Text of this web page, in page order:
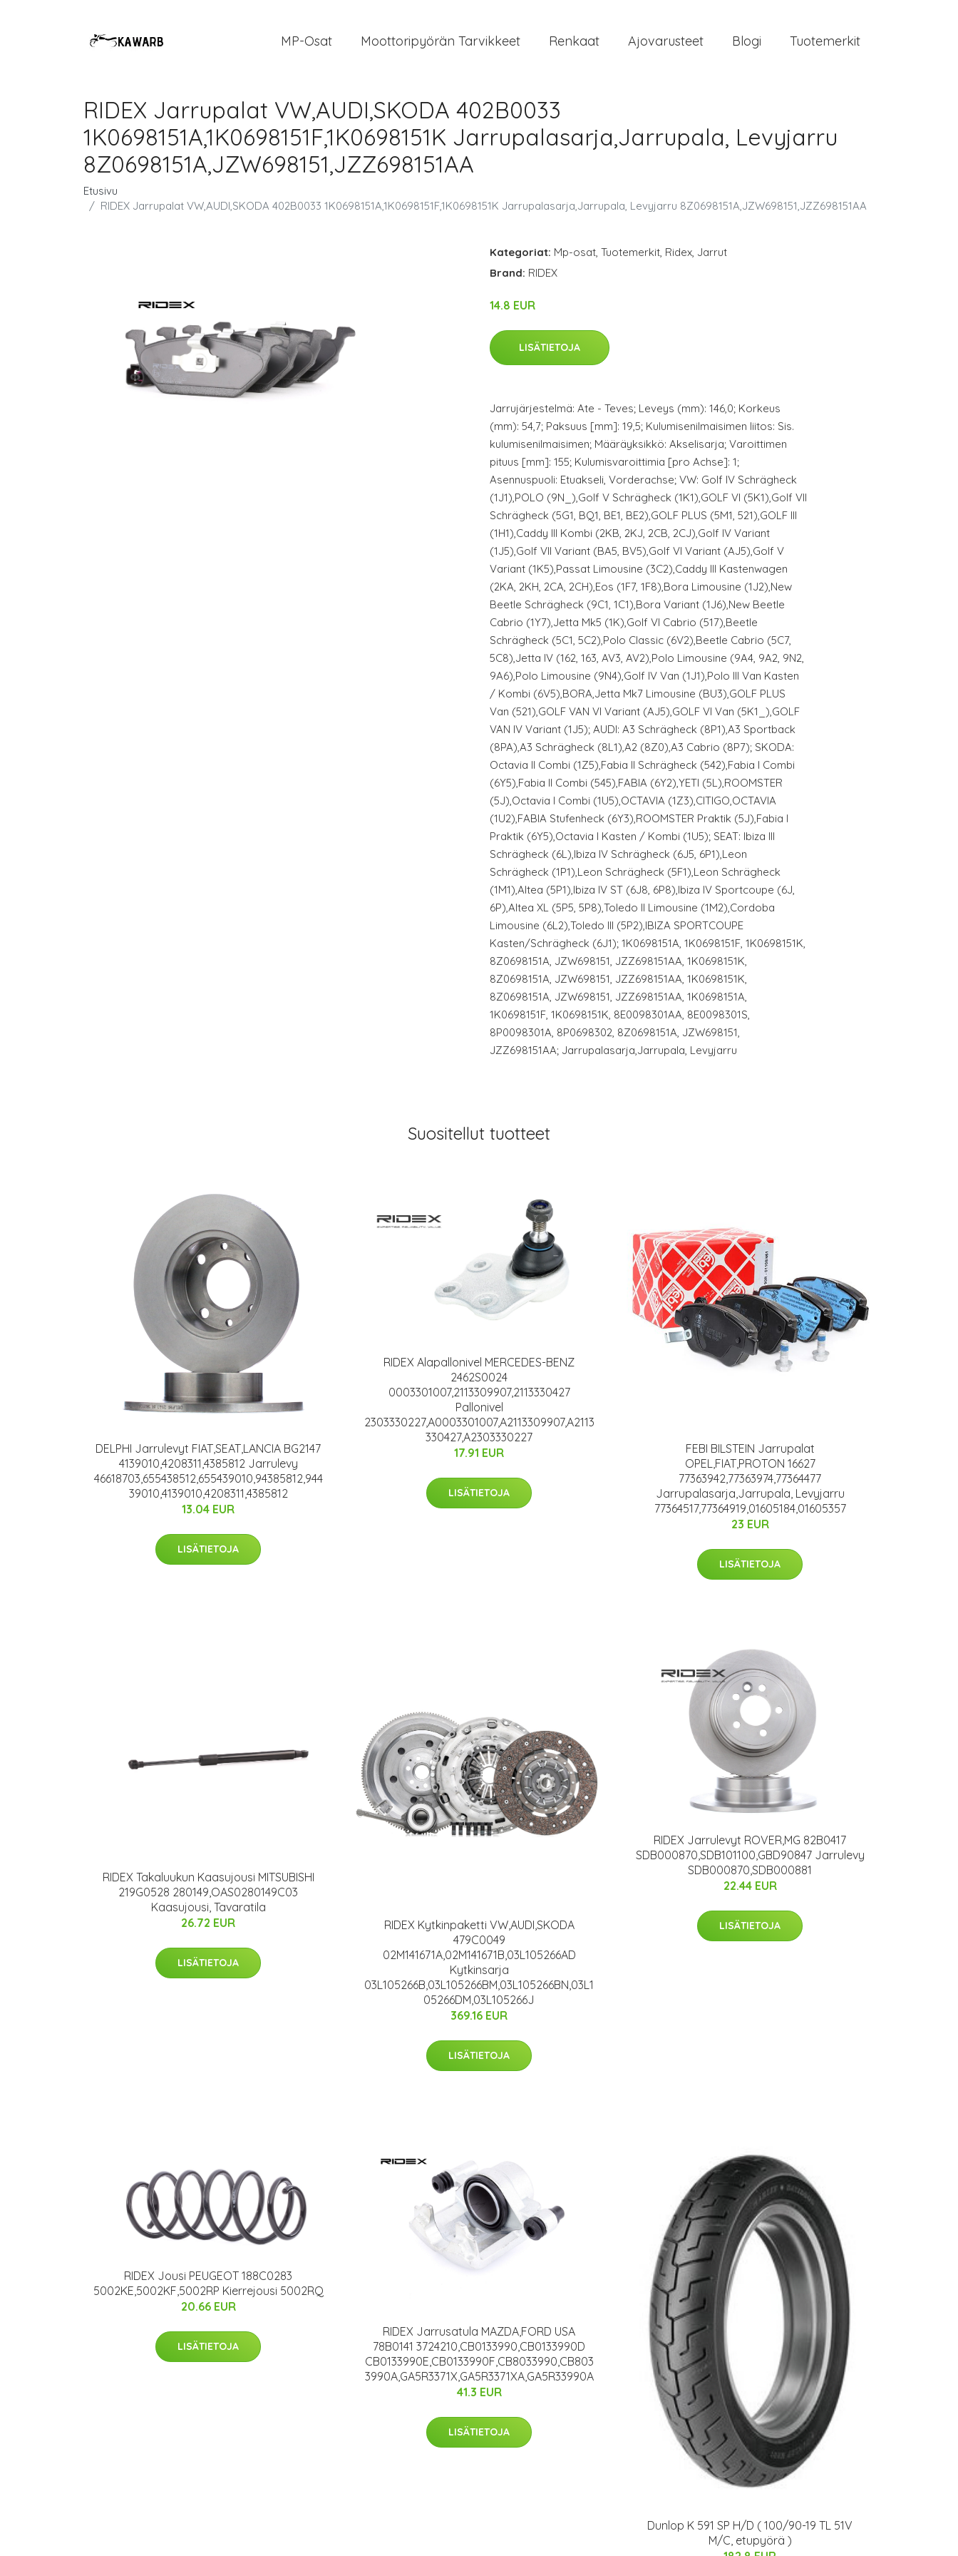
MP-Osat Moottoripyörän Tarvikkeet Renkaat Ajovarusteet Blogi Tuotemerkit
RIDEX Jarrupalat VW,AUDI,SKODA 402B0033
1K0698151A,1K0698151F,1K0698151K Jarrupalasarja,Jarrupala, Levyjarru
8Z0698151A,JZW698151,JZZ698151AA
Etusivu
RIDEX Jarrupalat VW,AUDI,SKODA 402B0033 1K0698151A,1K0698151F,1K0698151K Jarrupalasarja,Jarrupala, Levyjarru 8Z0698151A,JZW698151,JZZ698151AA
Kategoriat: Mp-osat, Tuotemerkit, Ridex, Jarrut
Brand: RIDEX
14.8 EUR
LISÄTIETOJA
Jarrujärjestelmä: Ate - Teves; Leveys (mm): 146,0; Korkeus
(mm): 54,7; Paksuus [mm]: 19,5; Kulumisenilmaisimen liitos: Sis.
kulumisenilmaisimen; Määräyksikkö: Akselisarja; Varoittimen
pituus [mm]: 155; Kulumisvaroittimia [pro Achse]: 1;
Asennuspuoli: Etuakseli, Vorderachse; VW: Golf IV Schrägheck
(1J1),POLO (9N_),Golf V Schrägheck (1K1),GOLF VI (5K1),Golf VII
Schrägheck (5G1, BQ1, BE1, BE2),GOLF PLUS (5M1, 521),GOLF III
(1H1),Caddy III Kombi (2KB, 2KJ, 2CB, 2CJ),Golf IV Variant
(1J5),Golf VII Variant (BA5, BV5),Golf VI Variant (AJ5),Golf V
Variant (1K5),Passat Limousine (3C2),Caddy III Kastenwagen
(2KA, 2KH, 2CA, 2CH),Eos (1F7, 1F8),Bora Limousine (1J2),New
Beetle Schrägheck (9C1, 1C1),Bora Variant (1J6),New Beetle
Cabrio (1Y7),Jetta Mk5 (1K),Golf VI Cabrio (517),Beetle
Schrägheck (5C1, 5C2),Polo Classic (6V2),Beetle Cabrio (5C7,
5C8),Jetta IV (162, 163, AV3, AV2),Polo Limousine (9A4, 9A2, 9N2,
9A6),Polo Limousine (9N4),Golf IV Van (1J1),Polo III Van Kasten
/ Kombi (6V5),BORA,Jetta Mk7 Limousine (BU3),GOLF PLUS
Van (521),GOLF VAN VI Variant (AJ5),GOLF VI Van (5K1_),GOLF
VAN IV Variant (1J5); AUDI: A3 Schrägheck (8P1),A3 Sportback
(8PA),A3 Schrägheck (8L1),A2 (8Z0),A3 Cabrio (8P7); SKODA:
Octavia II Combi (1Z5),Fabia II Schrägheck (542),Fabia I Combi
(6Y5),Fabia II Combi (545),FABIA (6Y2),YETI (5L),ROOMSTER
(5J),Octavia I Combi (1U5),OCTAVIA (1Z3),CITIGO,OCTAVIA
(1U2),FABIA Stufenheck (6Y3),ROOMSTER Praktik (5J),Fabia I
Praktik (6Y5),Octavia I Kasten / Kombi (1U5); SEAT: Ibiza III
Schrägheck (6L),Ibiza IV Schrägheck (6J5, 6P1),Leon
Schrägheck (1P1),Leon Schrägheck (5F1),Leon Schrägheck
(1M1),Altea (5P1),Ibiza IV ST (6J8, 6P8),Ibiza IV Sportcoupe (6J,
6P),Altea XL (5P5, 5P8),Toledo II Limousine (1M2),Cordoba
Limousine (6L2),Toledo III (5P2),IBIZA SPORTCOUPE
Kasten/Schrägheck (6J1); 1K0698151A, 1K0698151F, 1K0698151K,
8Z0698151A, JZW698151, JZZ698151AA, 1K0698151K,
8Z0698151A, JZW698151, JZZ698151AA, 1K0698151K,
8Z0698151A, JZW698151, JZZ698151AA, 1K0698151A,
1K0698151F, 1K0698151K, 8E0098301AA, 8E0098301S,
8P0098301A, 8P0698302, 8Z0698151A, JZW698151,
JZZ698151AA; Jarrupalasarja,Jarrupala, Levyjarru
Suositellut tuotteet
DELPHI Jarrulevyt FIAT,SEAT,LANCIA BG2147
4139010,4208311,4385812 Jarrulevy
46618703,655438512,655439010,94385812,944
39010,4139010,4208311,4385812
13.04 EUR
LISÄTIETOJA
RIDEX Alapallonivel MERCEDES-BENZ
2462S0024
0003301007,2113309907,2113330427
Pallonivel
2303330227,A0003301007,A2113309907,A2113
330427,A2303330227
17.91 EUR
LISÄTIETOJA
FEBI BILSTEIN Jarrupalat
OPEL,FIAT,PROTON 16627
77363942,77363974,77364477
Jarrupalasarja,Jarrupala, Levyjarru
77364517,77364919,01605184,01605357
23 EUR
LISÄTIETOJA
RIDEX Takaluukun Kaasujousi MITSUBISHI
219G0528 280149,OAS0280149C03
Kaasujousi, Tavaratila
26.72 EUR
LISÄTIETOJA
RIDEX Kytkinpaketti VW,AUDI,SKODA
479C0049
02M141671A,02M141671B,03L105266AD
Kytkinsarja
03L105266B,03L105266BM,03L105266BN,03L1
05266DM,03L105266J
369.16 EUR
LISÄTIETOJA
RIDEX Jarrulevyt ROVER,MG 82B0417
SDB000870,SDB101100,GBD90847 Jarrulevy
SDB000870,SDB000881
22.44 EUR
LISÄTIETOJA
RIDEX Jousi PEUGEOT 188C0283
5002KE,5002KF,5002RP Kierrejousi 5002RQ
20.66 EUR
LISÄTIETOJA
RIDEX Jarrusatula MAZDA,FORD USA
78B0141 3724210,CB0133990,CB0133990D
CB0133990E,CB0133990F,CB8033990,CB803
3990A,GA5R3371X,GA5R3371XA,GA5R33990A
41.3 EUR
LISÄTIETOJA
Dunlop K 591 SP H/D ( 100/90-19 TL 51V
M/C, etupyörä )